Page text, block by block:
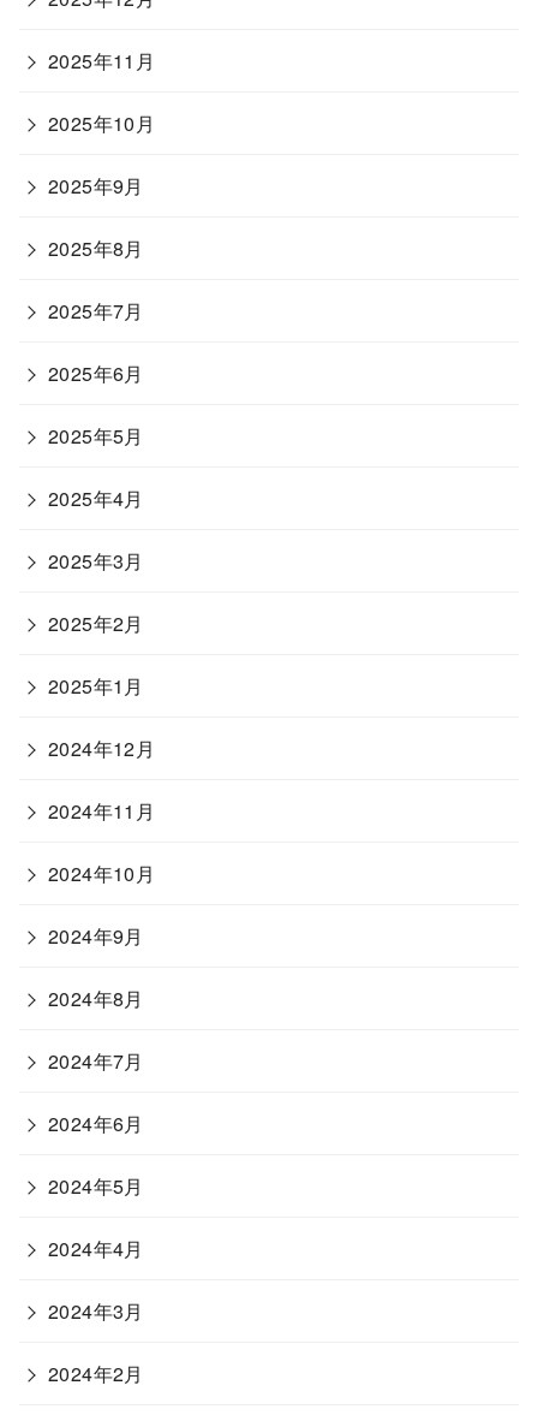
2025年11月
2025年10月
2025年9月
2025年8月
2025年7月
2025年6月
2025年5月
2025年4月
2025年3月
2025年2月
2025年1月
2024年12月
2024年11月
2024年10月
2024年9月
2024年8月
2024年7月
2024年6月
2024年5月
2024年4月
2024年3月
2024年2月